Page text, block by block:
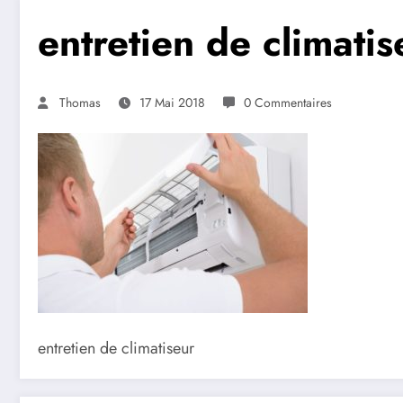
entretien de
Thomas 17 Mai 2018 0 Commentaires
entretien de climatiseur